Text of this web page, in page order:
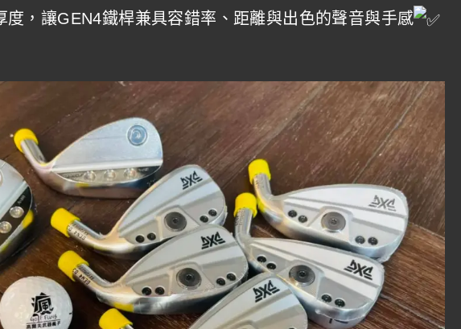
度，讓GEN4鐵桿兼具容錯率、距離與出色的聲音與手感